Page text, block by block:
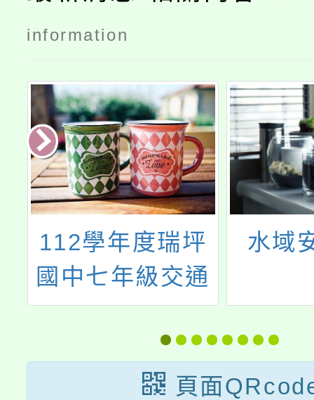
information
112學年度瑞坪
國中七年級交通
安全宣導
水域
頁面